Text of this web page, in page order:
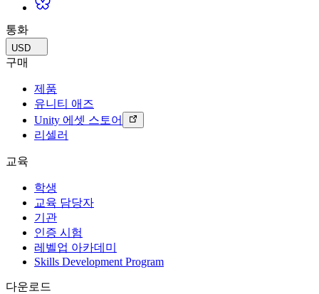
통화
USD
구매
제품
유니티 애즈
Unity 에셋 스토어
리셀러
교육
학생
교육 담당자
기관
인증 시험
레벨업 아카데미
Skills Development Program
다운로드